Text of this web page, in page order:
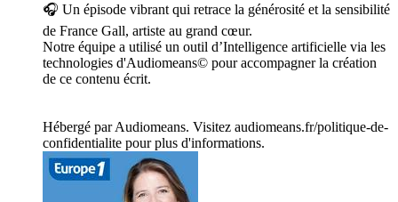
🎧 Un épisode vibrant qui retrace la générosité et la sensibilité
de France Gall, artiste au grand cœur.
Notre équipe a utilisé un outil d’Intelligence artificielle via les
technologies d'Audiomeans© pour accompagner la création
de ce contenu écrit.
Hébergé par Audiomeans. Visitez audiomeans.fr/politique-de-
confidentialite pour plus d'informations.